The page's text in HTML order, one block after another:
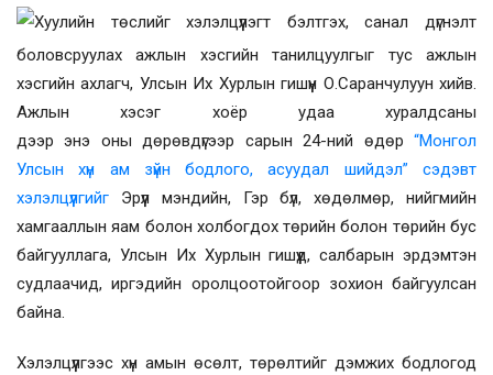
Хуулийн төслийг хэлэлцүүлэгт бэлтгэх, санал дүгнэлт
боловсруулах ажлын хэсгийн танилцуулгыг тус ажлын
хэсгийн ахлагч, Улсын Их Хурлын гишүүн О.Саранчулуун хийв.
Ажлын хэсэг хоёр удаа хуралдсаны
дээрэнэ оныдөрөвдүгээр сарын24-ний өдөр“Монгол
Улсын хүн ам зүйн бодлого, асуудал шийдэл” сэдэвт
хэлэлцүүлгийг
Эрүүл мэндийн, Гэр бүл, хөдөлмөр, нийгмийн
хамгааллын яам болон холбогдох төрийн болон төрийн бус
байгууллага, Улсын Их Хурлын гишүүд, салбарын эрдэмтэн
судлаачид, иргэдийн оролцоотойгоор зохион байгуулсан
байна.
Хэлэлцүүлгээс хүн амын өсөлт, төрөлтийг дэмжих бодлогод